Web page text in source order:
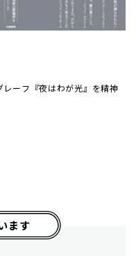
レーフ『夜はわが光』を精神
ます